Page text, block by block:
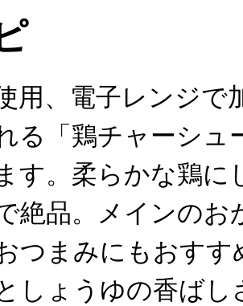
用、電子レンジで
る「鶏チャーシュ
す。柔らかな鶏に
絶品。メインのお
つまみにもおす
しょうゆの香ばし